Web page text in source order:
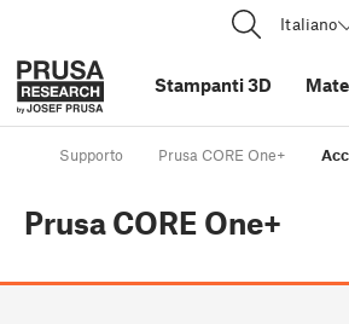
Italiano
Stampanti 3D
Supporto Prusa CORE One+
Prusa CORE One+